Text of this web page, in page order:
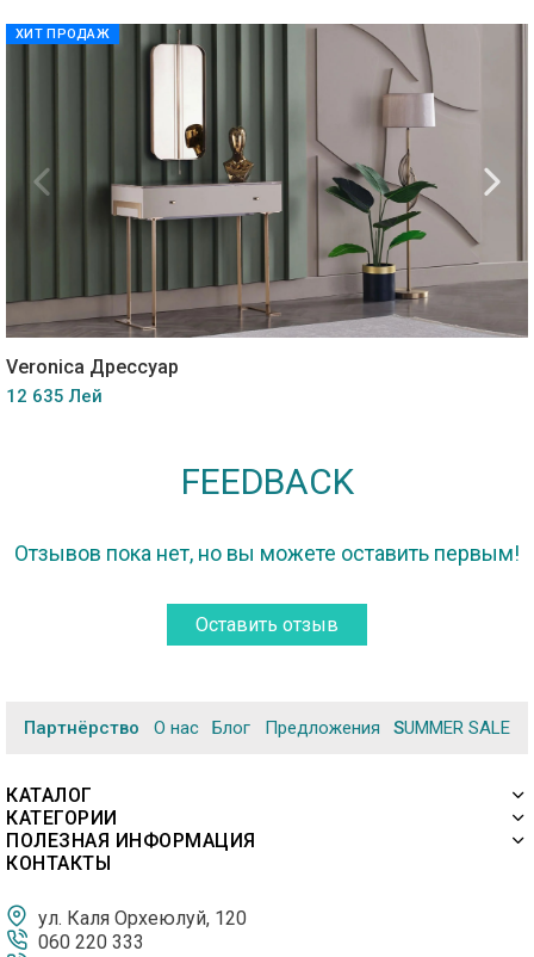
ХИТ ПРОДАЖ
Veronica Дресcуар
12 635 Лей
FEEDBACK
Отзывов пока нет, но вы можете оставить первым!
Оставить отзыв
Партнёрство О нас Блог Предложения SUMMER SALE
КАТАЛОГ
КАТЕГОРИИ
ПОЛЕЗНАЯ ИНФОРМАЦИЯ
КОНТАКТЫ
ул. Каля Орхеюлуй, 120
060 220 333